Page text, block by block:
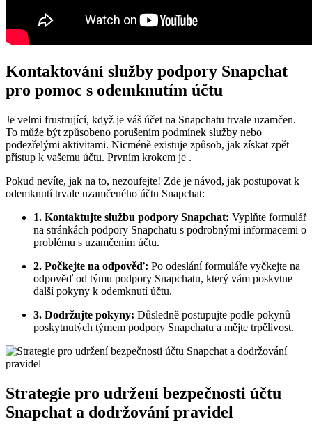
Kontaktování služby podpory Snapchat
pro pomoc s odemknutím účtu
Je velmi frustrující, když je váš účet na Snapchatu trvale uzamčen.
To může být způsobeno porušením podmínek služby nebo
podezřelými aktivitami. Nicméně existuje způsob, jak získat zpět
přístup k vašemu účtu. Prvním krokem je .
Pokud nevíte, jak na to, nezoufejte! Zde je návod, jak postupovat k
odemknutí trvale uzamčeného účtu Snapchat:
1. Kontaktujte službu podpory Snapchat: Vyplňte formulář
na stránkách podpory Snapchatu s podrobnými informacemi o
problému s uzamčením účtu.
2. Počkejte na odpověď: Po odeslání formuláře vyčkejte na
odpověď od týmu podpory Snapchatu, který vám poskytne
další pokyny k odemknutí účtu.
3. Dodržujte pokyny: Důsledně postupujte podle pokynů
poskytnutých týmem podpory Snapchatu a mějte trpělivost.
Strategie pro udržení bezpečnosti účtu
Snapchat a dodržování pravidel